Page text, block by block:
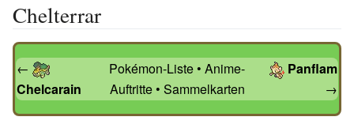
Chelterrar
←
Chelcarain
Pokémon-Liste • Anime-
Auftritte • Sammelkarten
Panflam
→